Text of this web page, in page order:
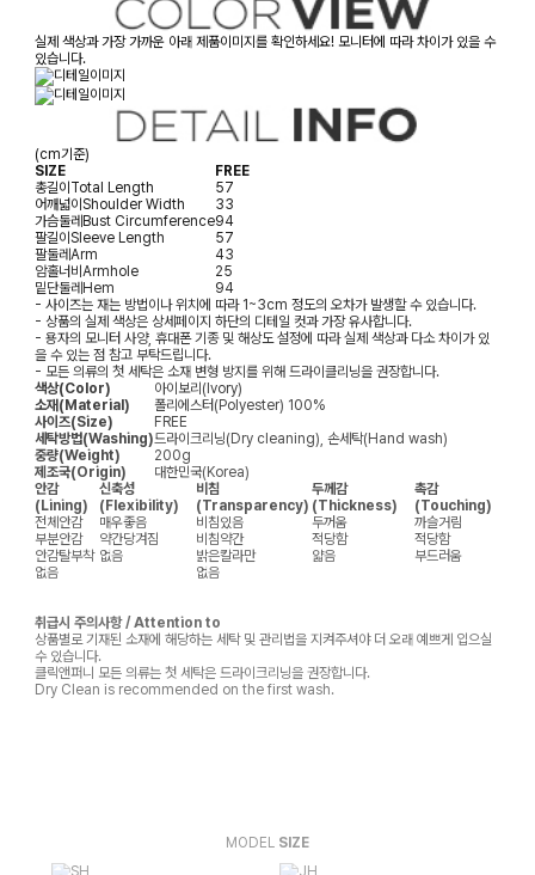
실제 색상과 가장 가까운 아래 제품이미지를 확인하세요! 모니터에 따라 차이가 있을 수
있습니다.
(cm기준)
SIZE
FREE
총길이Total Length
57
어깨넓이Shoulder Width
33
가슴둘레Bust Circumference94
팔길이Sleeve Length
57
팔둘레Arm
43
암홀너비Armhole
25
밑단둘레Hem
94
- 사이즈는 재는 방법이나 위치에 따라 1~3cm 정도의 오차가 발생할 수 있습니다.
- 상품의 실제 색상은 상세페이지 하단의 디테일 컷과 가장 유사합니다.
- 용자의 모니터 사양, 휴대폰 기종 및 해상도 설정에 따라 실제 색상과 다소 차이가 있
을 수 있는 점 참고 부탁드립니다.
- 모든 의류의 첫 세탁은 소재 변형 방지를 위해 드라이클리닝을 권장합니다.
색상(Color)
아이보리(Ivory)
소재(Material)
폴리에스터(Polyester) 100%
사이즈(Size)
FREE
세탁방법(Washing)드라이크리닝(Dry cleaning), 손세탁(Hand wash)
중량(Weight)
200g
제조국(Origin)
대한민국(Korea)
안감
(Lining)
신축성
(Flexibility)
비침
(Transparency)
두께감
(Thickness)
촉감
(Touching)
전체안감
매우좋음 비침있음 두꺼움
까슬거림
부분안감
약간당겨짐 비침약간 적당함
적당함
안감탈부착 없음 밝은칼라만 얇음
부드러움
없음
없음
취급시 주의사항 / Attention to
상품별로 기재된 소재에 해당하는 세탁 및 관리법을 지켜주셔야 더 오래 예쁘게 입으실
수 있습니다.
클릭앤퍼니 모든 의류는 첫 세탁은 드라이크리닝을 권장합니다.
Dry Clean is recommended on the first wash.
MODEL SIZE